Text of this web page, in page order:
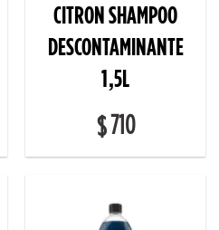
CITRON SHAMPOO
DESCONTAMINANTE
1,5L
$710